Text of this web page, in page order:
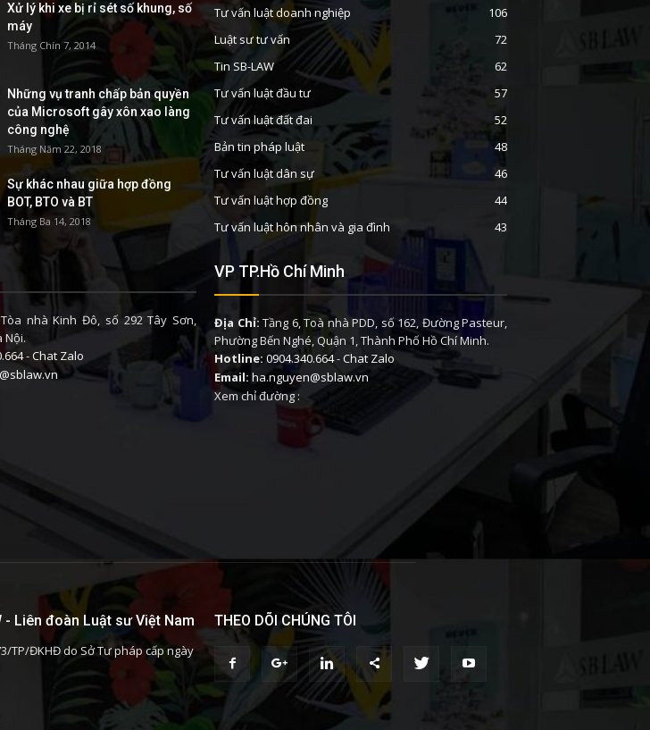
Xử lý khi xe bị rỉ sét số khung, số
máy
Tháng Chín 7, 2014
Những vụ tranh chấp bản quyền
của Microsoft gây xôn xao làng
công nghệ
Tháng Năm 22, 2018
Sự khác nhau giữa hợp đồng
BOT, BTO và BT
Tháng Ba 14, 2018
nhà Kinh Đô, số 292 Tây Sơn,
Nội.
-Chat Zalo
Tư vấn luật doanh nghiệp
106
Luật sư tư vấn
72
Tin SB-LAW
62
Tư vấn luật đầu tư
57
Tư vấn luật đất đai
52
Bản tin pháp luật
48
Tư vấn luật dân sự
46
Tư vấn luật hợp đồng
44
Tư vấn luật hôn nhân và gia đình
43
VP TP.Hồ Chí Minh
Địa Chỉ: Tầng 6, Toà nhà PDD, số 162, Đường Pasteur,
Phường Bến Nghé, Quận 1, Thành Phố Hồ Chí Minh.
Hotline: 0904.340.664-Chat Zalo
Email: ha.nguyen@sblaw.vn
Xem chỉ đường :
- Liên đoàn Luật sư Việt Nam
TP/ĐKHĐ do Sở Tư pháp cấp ngày
THEO DÕI CHÚNG TÔI